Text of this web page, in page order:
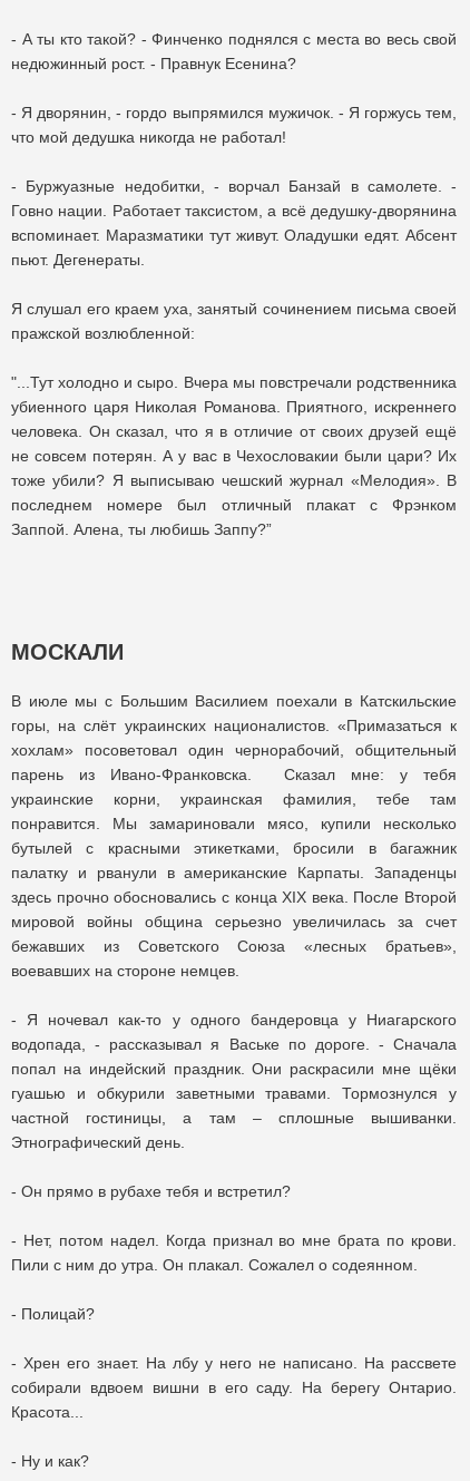
- А ты кто такой? - Финченко поднялся с места во весь свой
недюжинный рост. - Правнук Есенина?
- Я дворянин, - гордо выпрямился мужичок. - Я горжусь тем,
что мой дедушка никогда не работал!
- Буржуазные недобитки, - ворчал Банзай в самолете. -
Говно нации. Работает таксистом, а всё дедушку-дворянина
вспоминает. Маразматики тут живут. Оладушки едят. Абсент
пьют. Дегенераты.
Я слушал его краем уха, занятый сочинением письма своей
пражской возлюбленной:
"...Тут холодно и сыро. Вчера мы повстречали родственника
убиенного царя Николая Романова. Приятного, искреннего
человека. Он сказал, что я в отличие от своих друзей ещё
не совсем потерян. А у вас в Чехословакии были цари? Их
тоже убили? Я выписываю чешский журнал «Мелодия». В
последнем номере был отличный плакат с Фрэнком
Заппой. Алена, ты любишь Заппу?”
МОСКАЛИ
В июле мы с Большим Василием поехали в Катскильские
горы, на слёт украинских националистов. «Примазаться к
хохлам» посоветовал один чернорабочий, общительный
парень из Ивано-Франковска. Сказал мне: у тебя
украинские корни, украинская фамилия, тебе там
понравится. Мы замариновали мясо, купили несколько
бутылей с красными этикетками, бросили в багажник
палатку и рванули в американские Карпаты. Западенцы
здесь прочно обосновались с конца XIX века. После Второй
мировой войны община серьезно увеличилась за счет
бежавших из Советского Союза «лесных братьев»,
воевавших на стороне немцев.
- Я ночевал как-то у одного бандеровца у Ниагарского
водопада, - рассказывал я Ваське по дороге. - Сначала
попал на индейский праздник. Они раскрасили мне щёки
гуашью и обкурили заветными травами. Тормознулся у
частной гостиницы, а там – сплошные вышиванки.
Этнографический день.
- Он прямо в рубахе тебя и встретил?
- Нет, потом надел. Когда признал во мне брата по крови.
Пили с ним до утра. Он плакал. Сожалел о содеянном.
- Полицай?
- Хрен его знает. На лбу у него не написано. На рассвете
собирали вдвоем вишни в его саду. На берегу Онтарио.
Красота...
- Ну и как?